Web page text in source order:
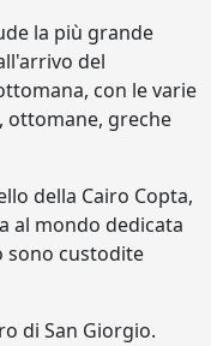
la più grande
del
con le varie
ottomane, greche
della Cairo Copta,
al mondo dedicata
sono custodite
di San Giorgio.